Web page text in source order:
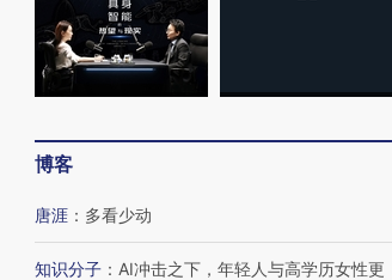
博客
唐涯 ： 多看少动
知识分子 ： AI冲击之下，年轻人与高学历女性更